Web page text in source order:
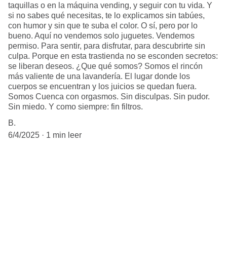
taquillas o en la máquina vending, y seguir con tu vida. Y
si no sabes qué necesitas, te lo explicamos sin tabúes,
con humor y sin que te suba el color. O sí, pero por lo
bueno. Aquí no vendemos solo juguetes. Vendemos
permiso. Para sentir, para disfrutar, para descubrirte sin
culpa. Porque en esta trastienda no se esconden secretos:
se liberan deseos. ¿Que qué somos? Somos el rincón
más valiente de una lavandería. El lugar donde los
cuerpos se encuentran y los juicios se quedan fuera.
Somos Cuenca con orgasmos. Sin disculpas. Sin pudor.
Sin miedo. Y como siempre: fin filtros.
B.
6/4/2025
1 min leer